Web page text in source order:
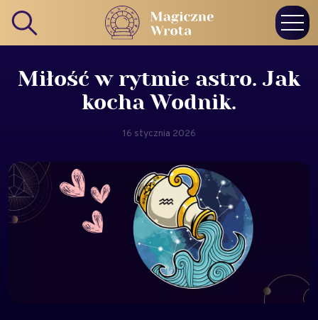
Miłość w rytmie astro. Jak
kocha Wodnik.
16 stycznia 2026